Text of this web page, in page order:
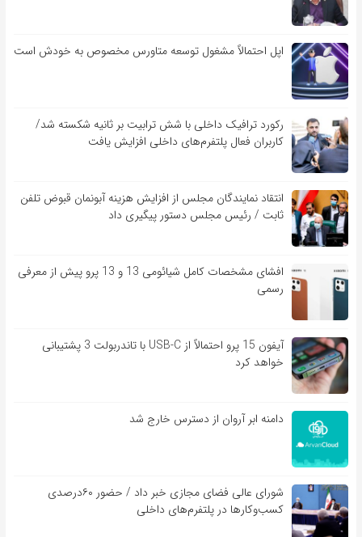
اپل احتمالاً مشغول توسعه متاورس مخصوص به خودش است
رکورد ترافیک داخلی با شش ترابیت بر ثانیه شکسته شد/
کاربران فعال پلتفرم‌های داخلی افزایش یافت
انتقاد نمایندگان مجلس از افزایش هزینه آبونمان قبوض تلفن
ثابت / رئیس مجلس دستور پیگیری داد
افشای مشخصات کامل شیائومی 13 و 13 پرو پیش از معرفی
رسمی
آیفون 15 پرو احتمالاً از USB-C با تاندربولت 3 پشتیبانی
خواهد کرد
دامنه ابر آروان از دسترس خارج شد
شورای عالی فضای مجازی خبر داد / حضور ۶۰درصدی
کسب‌و‌کارها در پلتفرم‌های داخلی